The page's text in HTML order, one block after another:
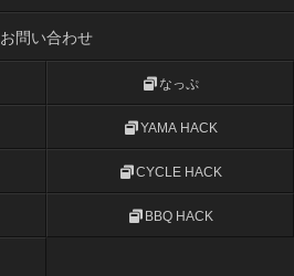
お問い合わせ
なっぷ
YAMA HACK
CYCLE HACK
BBQ HACK